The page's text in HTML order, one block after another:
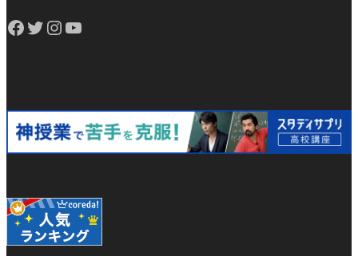
Facebook Twitter Instagram YouTube